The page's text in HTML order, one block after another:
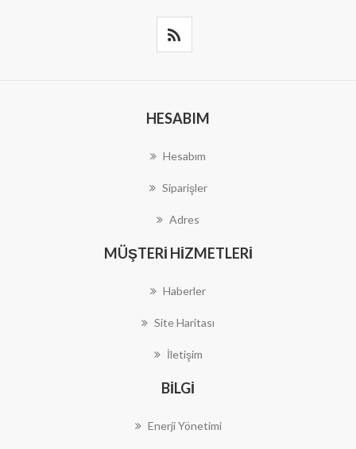
HESABIM
Hesabım
Siparişler
Adres
MÜŞTERI HIZMETLERI
Haberler
Site Haritası
İletişim
BILGI
Enerji Yönetimi